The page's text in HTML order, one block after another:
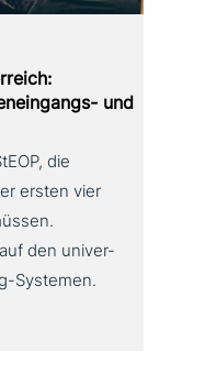
und
die
ersten vier
den uni­ver­
Systemen.